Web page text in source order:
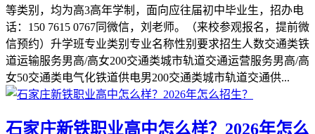
等类别，均为高3高年学制，面向应往届初中毕业生，招办电
话：150 7615 0767同微信，刘老师。（来校参观报名，提前微
信预约）升学班专业类别专业名称性别要求招生人数交通类铁
道运输服务男高/高女200交通类城市轨道交通运营服务男高/高
女50交通类电气化铁道供电男200交通类城市轨道交通供...
石家庄新铁职业高中怎么样？2026年怎么